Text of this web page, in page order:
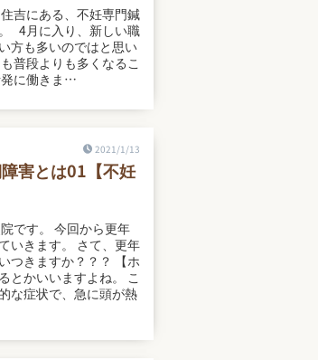
吉にある、不妊専門鍼
4月に入り、新しい職
方も多いのではと思い
普段よりも多くなるこ
に働きま…
2021/1/13
障害とは01【不妊
です。 今回から更年
いきます。 さて、更年
つきますか？？？ 【ホ
とかいいますよね。 こ
な症状で、急に頭が熱